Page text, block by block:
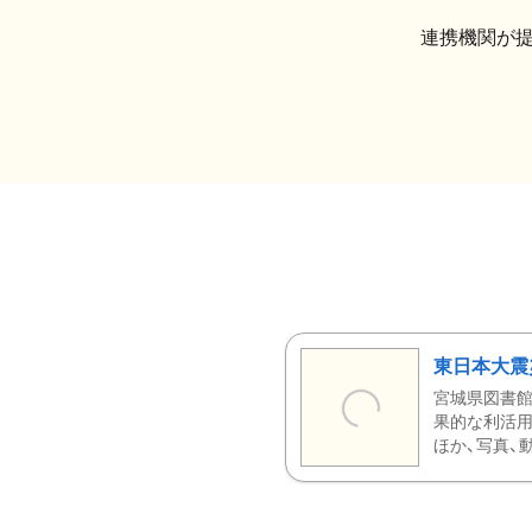
連携機関が
東日本大
宮城県図書
果的な利活
ほか、写真、